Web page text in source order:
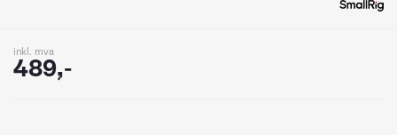
inkl. mva
489,-